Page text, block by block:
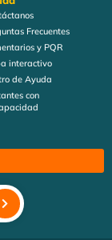
Frecuentes
y PQR
interactivo
de Ayuda
con